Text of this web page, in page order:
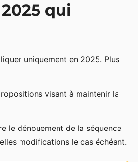
qui
uniquement en 2025. Plus
visant à maintenir la
le dénouement de la séquence
modifications le cas échéant.